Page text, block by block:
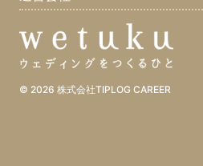
© 2026 株式会社TIPLOG CAREER